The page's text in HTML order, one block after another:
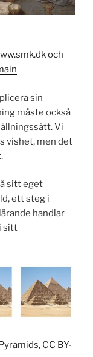
och
sin
måste också
Vi
vishet, men det
sitt eget
ett steg i
handlar
sitt
CC BY-